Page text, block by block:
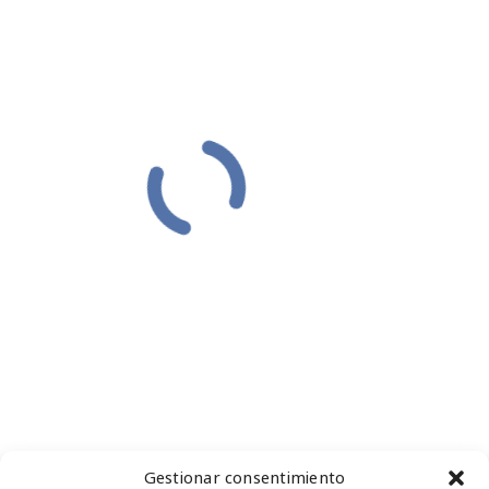
Gestionar consentimiento